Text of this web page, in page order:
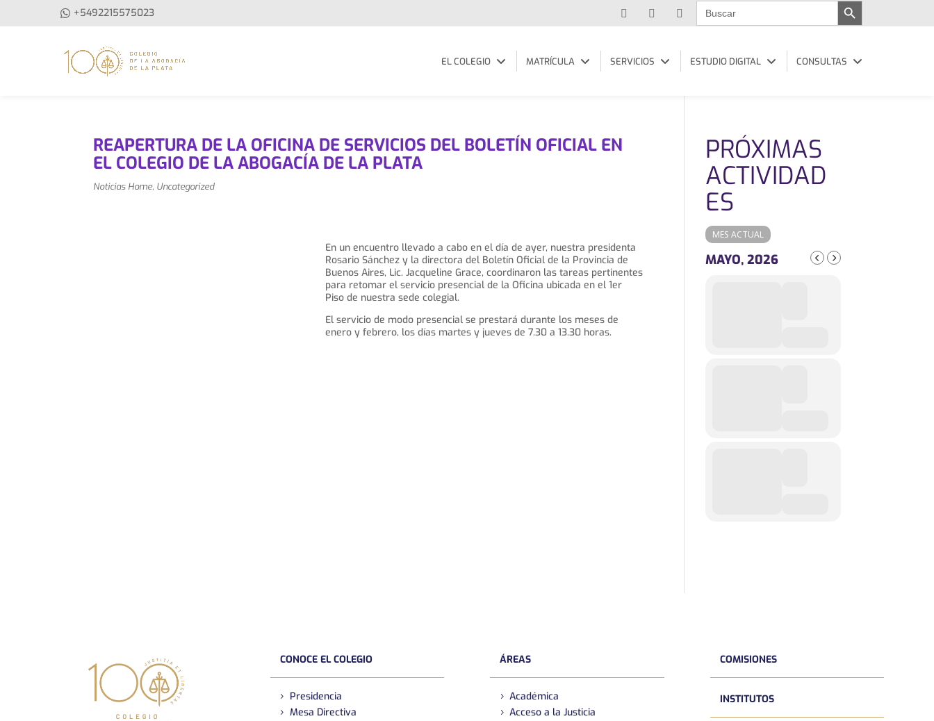
+5492215575023
Buscar:
EL COLEGIO MATRÍCULA SERVICIOS ESTUDIO DIGITAL CONSULTAS
REAPERTURA DE LA OFICINA DE SERVICIOS DEL BOLETÍN OFICIAL EN
EL COLEGIO DE LA ABOGACÍA DE LA PLATA
Noticias Home, Uncategorized
En un encuentro llevado a cabo en el día de ayer, nuestra presidenta
Rosario Sánchez y la directora del Boletín Oficial de la Provincia de
Buenos Aires, Lic. Jacqueline Grace, coordinaron las tareas pertinentes
para retomar el servicio presencial de la Oficina ubicada en el 1er
Piso de nuestra sede colegial.
El servicio de modo presencial se prestará durante los meses de
enero y febrero, los días martes y jueves de 7.30 a 13.30 horas.
PRÓXIMAS
ACTIVIDAD
ES
MES ACTUAL
MAYO, 2026
CONOCE EL COLEGIO
Presidencia
Mesa Directiva
ÁREAS
Académica
Acceso a la Justicia
COMISIONES
INSTITUTOS